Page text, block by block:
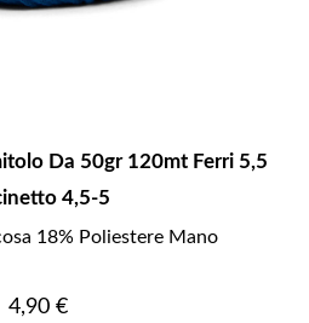
Da 50gr 120mt Ferri 5,5
4,5-5
18% Poliestere Mano
Prezzo
4,90 €